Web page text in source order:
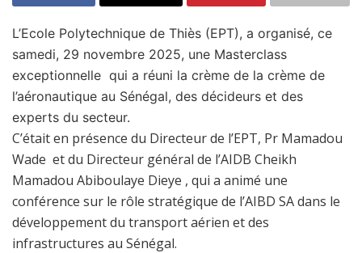
L’Ecole Polytechnique de Thiès (EPT), a organisé, ce
samedi, 29 novembre 2025, une Masterclass
exceptionnelle qui a réuni la crème de la crème de
l’aéronautique au Sénégal, des décideurs et des
experts du secteur.
C’était en présence du Directeur de l’EPT, Pr Mamadou
Wade et du Directeur général de l’AIDB Cheikh
Mamadou Abiboulaye Dieye , qui a animé une
conférence sur le rôle stratégique de l’AIBD SA dans le
développement du transport aérien et des
infrastructures au Sénégal.